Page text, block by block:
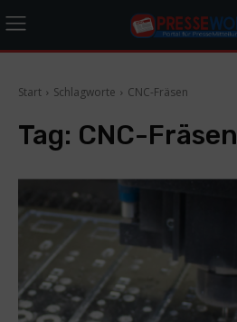
Start Schlagworte CNC-Fräsen
Tag: CNC-Fräsen